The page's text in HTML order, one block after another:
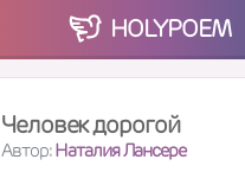
HOLYPOEM
Человек дорогой
Автор:Наталия Лансере